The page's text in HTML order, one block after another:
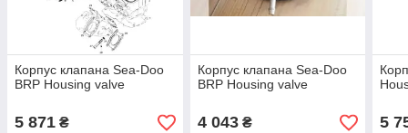
Корпус клапана Sea-Doo
BRP Housing valve
5 871 ₴
Корпус клапана Sea-Doo
BRP Housing valve
4 043₴ 5